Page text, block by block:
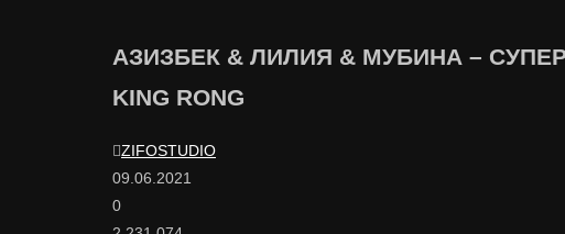
АЗИЗБЕК & ЛИЛИЯ & МУБИНА –
KING RONG
ZIFOSTUDIO
09.06.2021
0